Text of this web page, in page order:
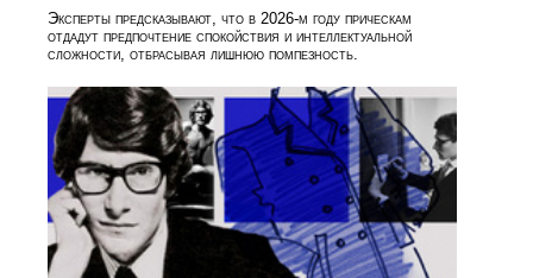
Эксперты предсказывают, что в 2026‑м году прическам
отдадут предпочтение спокойствия и интеллектуальной
сложности, отбрасывая лишнюю помпезность.